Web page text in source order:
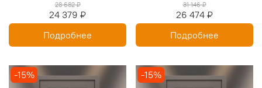
28 682 ₽
24 379 ₽
Подробнее
31 146 ₽
26 474 ₽
Подробнее
-15% -15%